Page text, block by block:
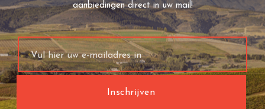
aanbiedingen direct in uw mail!